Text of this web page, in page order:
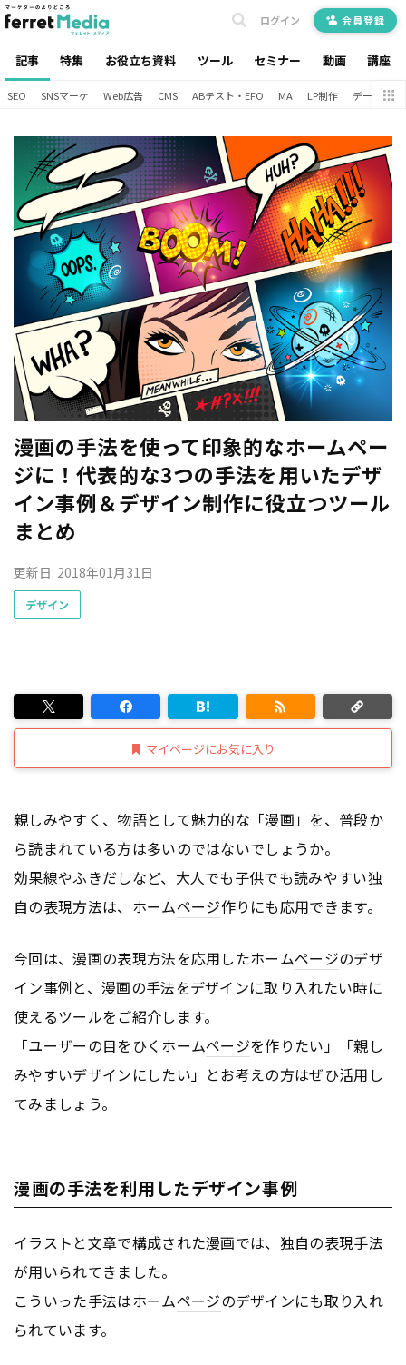
記事 特集 お役立ち資料 ツール セミナー 動画 講座
ログイン 会員登録
SEO SNSマーケ Web広告 CMS ABテスト・EFO MA LP制作 データ分析
漫画の手法を使って印象的なホームペー
ジに！代表的な3つの手法を用いたデザ
イン事例＆デザイン制作に役立つツール
まとめ
更新日: 2018年01月31日
デザイン
マイページにお気に入り
親しみやすく、物語として魅力的な「漫画」を、普段か
ら読まれている方は多いのではないでしょうか。
効果線やふきだしなど、大人でも子供でも読みやすい独
自の表現方法は、ホームページ作りにも応用できます。
今回は、漫画の表現方法を応用したホームページのデザ
イン事例と、漫画の手法をデザインに取り入れたい時に
使えるツールをご紹介します。
「ユーザーの目をひくホームページを作りたい」「親し
みやすいデザインにしたい」とお考えの方はぜひ活用し
てみましょう。
漫画の手法を利用したデザイン事例
イラストと文章で構成された漫画では、独自の表現手法
が用いられてきました。
こういった手法はホームページのデザインにも取り入れ
られています。